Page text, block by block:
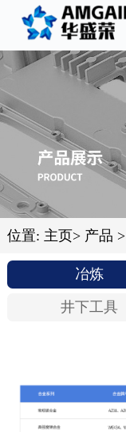
位置: 主页> 产品 >
冶炼
井下工具